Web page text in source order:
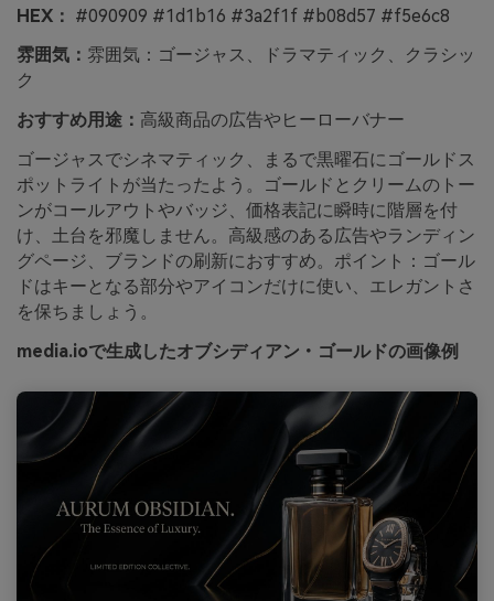
HEX： #090909 #1d1b16 #3a2f1f #b08d57 #f5e6c8
雰囲気： 雰囲気：ゴージャス、ドラマティック、クラシッ
ク
おすすめ用途： 高級商品の広告やヒーローバナー
ゴージャスでシネマティック、まるで黒曜石にゴールドス
ポットライトが当たったよう。ゴールドとクリームのトー
ンがコールアウトやバッジ、価格表記に瞬時に階層を付
け、土台を邪魔しません。高級感のある広告やランディン
グページ、ブランドの刷新におすすめ。ポイント：ゴール
ドはキーとなる部分やアイコンだけに使い、エレガントさ
を保ちましょう。
media.ioで生成したオブシディアン・ゴールドの画像例